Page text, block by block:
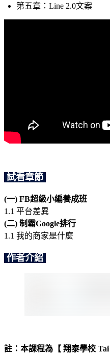
第五章：Line 2.0文案
試看章節
(一) FB超級小編養成班
1.1 平台差異
(二) 制霸Google排行
1.1 我的商家是什麼
作者介紹
註：本課程為【 翔泰學校 Tai